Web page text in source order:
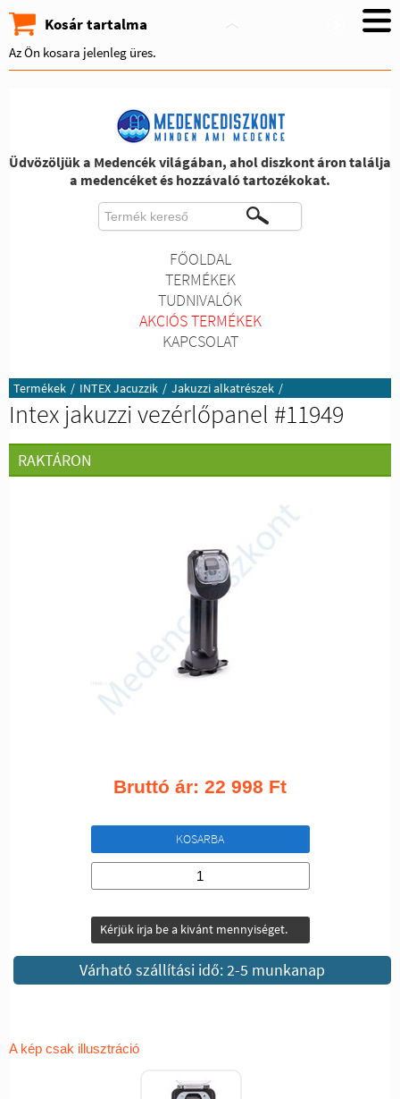
Kosár tartalma
Az Ön kosara jelenleg üres.
Üdvözöljük a Medencék világában, ahol diszkont áron találja
a medencéket és hozzávaló tartozékokat.
FŐOLDAL
TERMÉKEK
TUDNIVALÓK
AKCIÓS TERMÉKEK
KAPCSOLAT
Termékek / INTEX Jacuzzik / Jakuzzi alkatrészek /
Intex jakuzzi vezérlőpanel #11949
RAKTÁRON
Bruttó ár: 22 998 Ft
KOSARBA
Kérjük írja be a kivánt mennyiséget.
Várható szállítási idő: 2-5 munkanap
A kép csak illusztráció